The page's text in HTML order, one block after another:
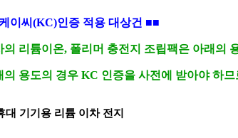
이씨(KC)인증 적용 대상건 ■■
의 리튬이온, 폴리머 충전지 조립팩은 아래의
의 용도의 경우 KC 인증을 사전에 받아야 하
대 기기용 리튬 이차 전지